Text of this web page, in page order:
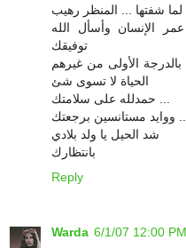
شفتها ... المنظر رهيب
الإنسان وأسأل الله
توفيقك
بالدرجة الأولى من غيرهم
الحياة لا تسوى شئ
شد الحيل يا ولد بلادي
بانتظارك
Reply
Warda 6/1/07 12:00 PM